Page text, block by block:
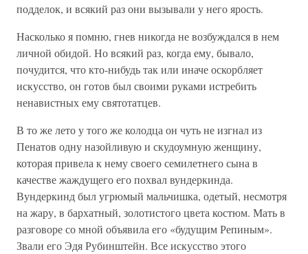
подделок, и всякий раз они вызывали у него ярость.
Насколько я помню, гнев никогда не возбуждался в нем
личной обидой. Но всякий раз, когда ему, бывало,
почудится, что кто-нибудь так или иначе оскорбляет
искусство, он готов был своими руками истребить
ненавистных ему святотатцев.
В то же лето у того же колодца он чуть не изгнал из
Пенатов одну назойливую и скудоумную женщину,
которая привела к нему своего семилетнего сына в
качестве жаждущего его похвал вундеркинда.
Вундеркинд был угрюмый мальчишка, одетый, несмотря
на жару, в бархатный, золотистого цвета костюм. Мать в
разговоре со мной объявила его «будущим Репиным».
Звали его Эдя Рубинштейн. Все искусство этого